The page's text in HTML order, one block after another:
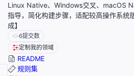
Linux Native、Windows交叉、macOS
指导，简化构建步骤，适配较高操作系统
成】
6提交数
定制我的领域
README
规则集